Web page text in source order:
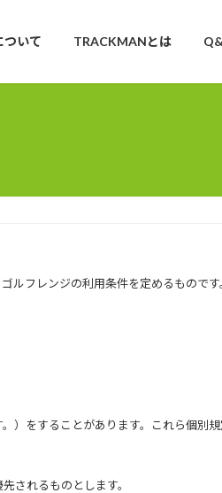
ついて TRACKMANとは
ルフレンジの利用条件を定めるもので
）をすることがあります。これら個別
されるものとします。